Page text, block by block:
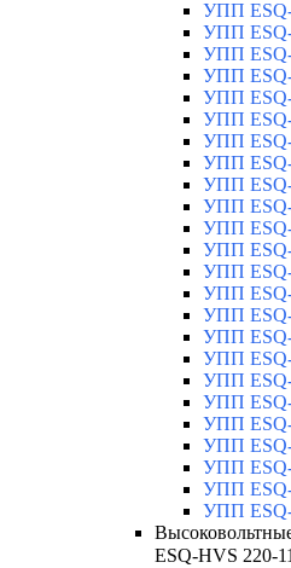
УПП ESQ-
УПП ESQ-
УПП ESQ-
УПП ESQ-
УПП ESQ-
УПП ESQ-
УПП ESQ-
УПП ESQ-
УПП ESQ-
УПП ESQ-
УПП ESQ-
УПП ESQ-
УПП ESQ-
УПП ESQ-
УПП ESQ-
УПП ESQ-
УПП ESQ-
УПП ESQ-
УПП ESQ-
УПП ESQ-
УПП ESQ-
УПП ESQ-
УПП ESQ-
УПП ESQ-
ESQ-HVS 220-